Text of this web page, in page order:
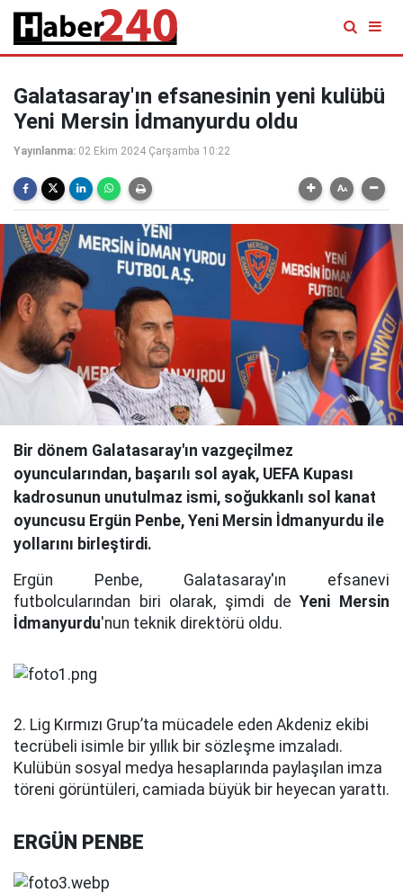
Galatasaray'ın efsanesinin yeni kulübü
Yeni Mersin İdmanyurdu oldu
Yayınlanma: 02 Ekim 2024 Çarşamba 10:22
Bir dönem Galatasaray'ın vazgeçilmez
oyuncularından, başarılı sol ayak, UEFA Kupası
kadrosunun unutulmaz ismi, soğukkanlı sol kanat
oyuncusu Ergün Penbe, Yeni Mersin İdmanyurdu ile
yollarını birleştirdi.
Ergün Penbe, Galatasaray'ın efsanevi
futbolcularından biri olarak, şimdi deYeni Mersin
İdmanyurdu'nun teknik direktörü oldu.
2. Lig Kırmızı Grup’ta mücadele eden Akdeniz ekibi
tecrübeli isimle bir yıllık bir sözleşme imzaladı.
Kulübün sosyal medya hesaplarında paylaşılan imza
töreni görüntüleri, camiada büyük bir heyecan yarattı.
ERGÜN PENBE